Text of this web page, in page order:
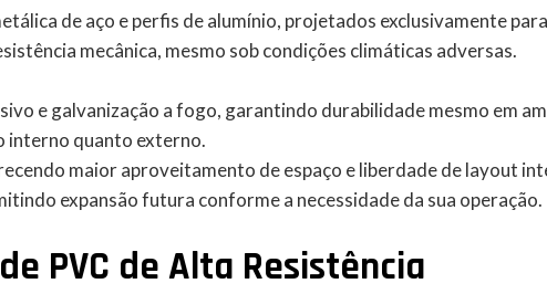
de aço e perfis de alumínio, projetados exclusivamente
mecânica, mesmo sob condições climáticas adversas.
e galvanização a fogo, garantindo durabilidade mesmo em
interno quanto externo.
maior aproveitamento de espaço e liberdade de layout
expansão futura conforme a necessidade da sua operação.
PVC de Alta Resistência